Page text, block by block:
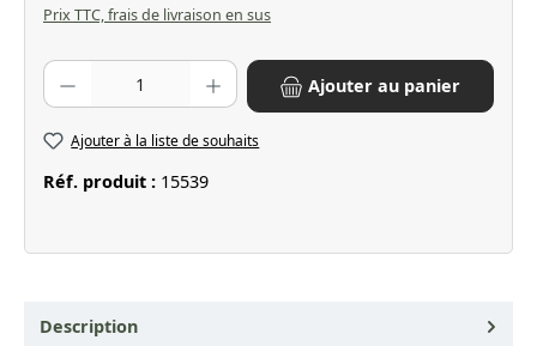
Prix TTC, frais de livraison en sus
Quantité de produit : Entrez la quantité souhaitée ou utilisez les
Ajouter au panier
Ajouter à la liste de souhaits
Réf. produit : 15539
Description